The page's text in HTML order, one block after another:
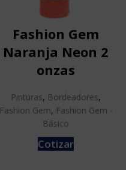
Fashion Gem
Naranja Neon 2
onzas
Pinturas, Bordeadores,
Fashion Gem, Fashion Gem -
Básico
Cotizar